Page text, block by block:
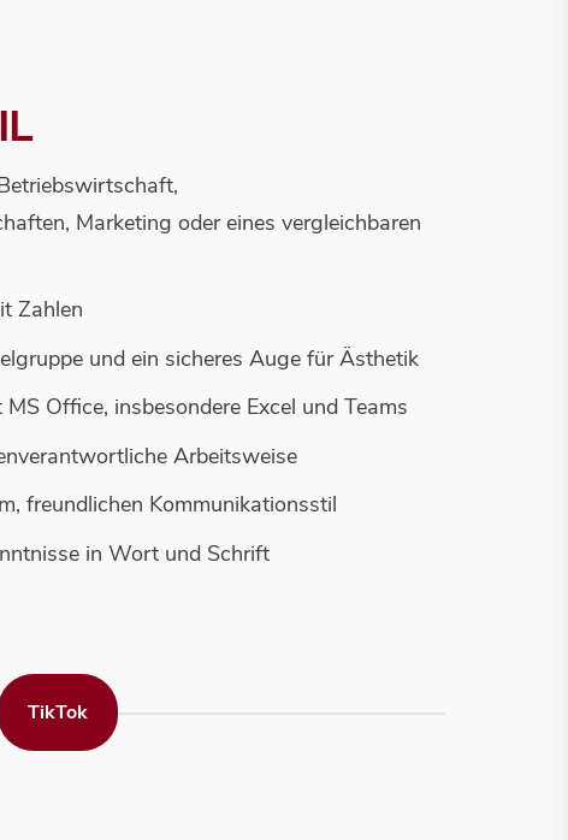
Marketing oder eines vergleichbaren
Zahlen
und ein sicheres Auge für Ästhetik
Office, insbesondere Excel und Teams
Arbeitsweise
freundlichen Kommunikationsstil
in Wort und Schrift
TikTok